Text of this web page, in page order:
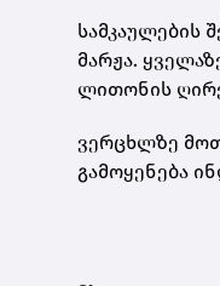
სამკაულების
მარჟა.
ლითონის
ვერცხლზე
გამოყენება